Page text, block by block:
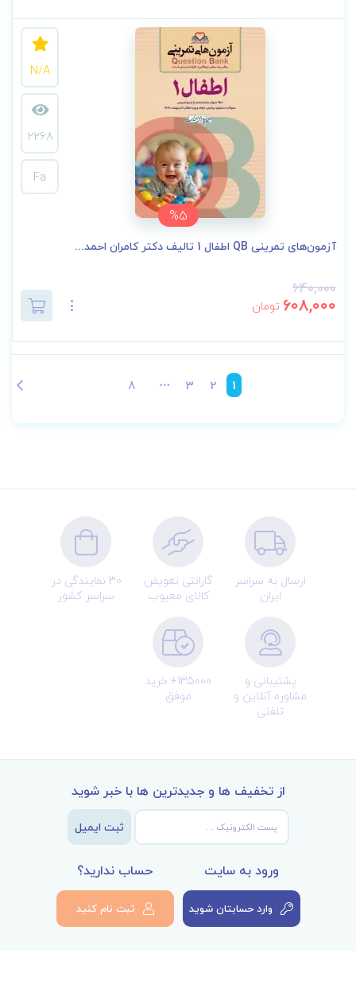
%5
N/A
2268
Fa
آزمون‌های تمرینی QB اطفال 1 تالیف دکتر کامران احمد...
640,000
608,000 تومان
1
2
3
8
ارسال به سراسر
ایران
گارانتی تعویض
کالای معیوب
30 نمایندگی در
سراسر کشور
پشتیبانی و
مشاوره آنلاین و
تلفنی
135000+ خرید
موفق
از تخفیف ها و جدیدترین ها با خبر شوید
ثبت ایمیل
ورود به سایت
وارد حسابتان شوید
حساب ندارید؟
ثبت نام کنید